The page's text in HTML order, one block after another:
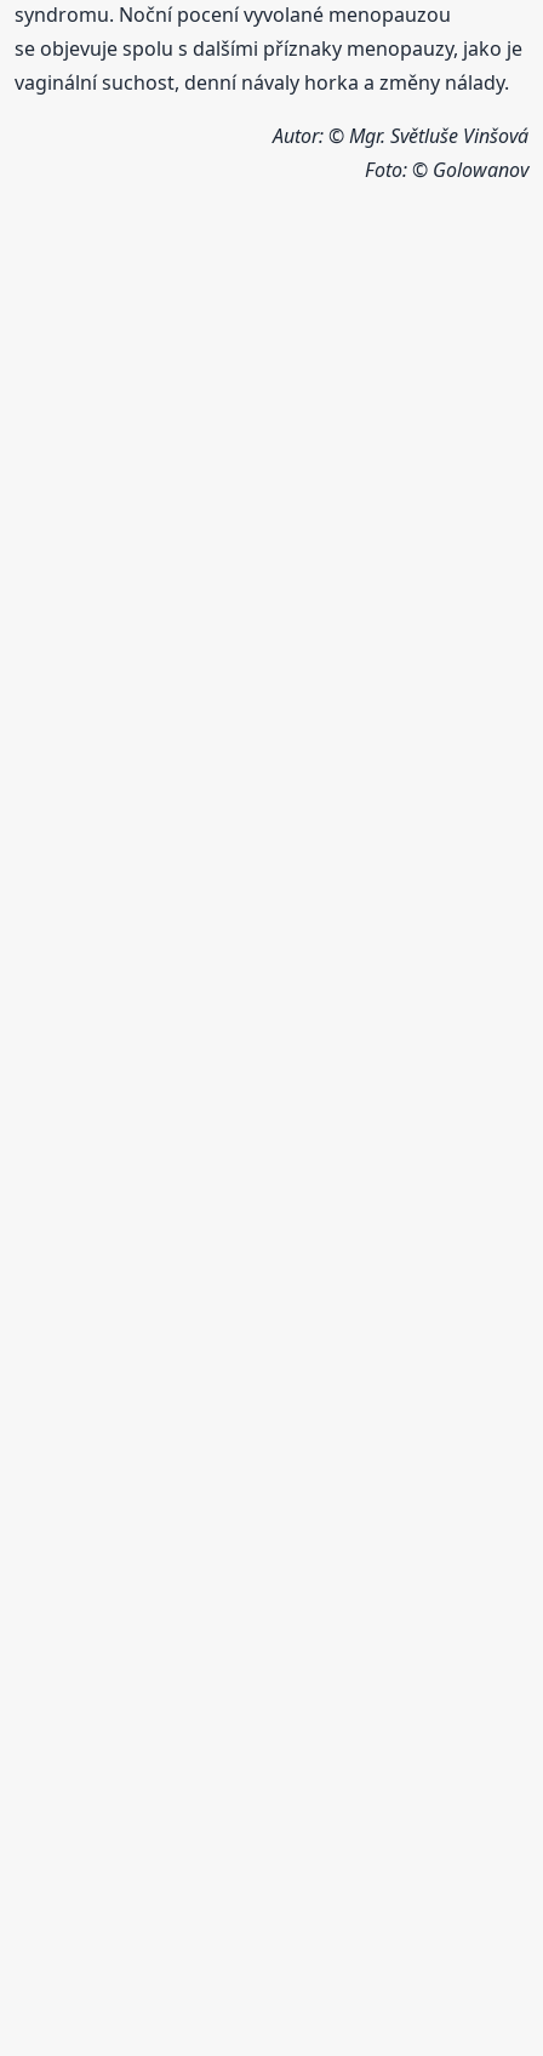
syndromu. Noční pocení vyvolané menopauzou
se objevuje spolu s dalšími příznaky menopauzy, jako je
vaginální suchost, denní návaly horka a změny nálady.
Autor: © Mgr. Světluše Vinšová
Foto:© Golowanov